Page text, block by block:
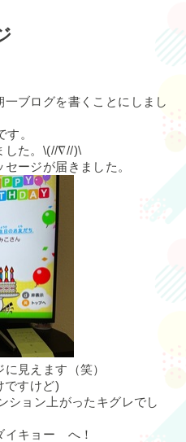
ブログを書くことにしまし
。
した。\(//∇//)\
ージが届きました。
見えます（笑）
ですけど)
ション上がったキグレでし
イキョー へ！